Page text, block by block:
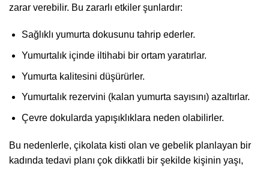
zarar verebilir. Bu zararlı etkiler şunlardır:
Sağlıklı yumurta dokusunu tahrip ederler.
Yumurtalık içinde iltihabi bir ortam yaratırlar.
Yumurta kalitesini düşürürler.
Yumurtalık rezervini (kalan yumurta sayısını) azaltırlar.
Çevre dokularda yapışıklıklara neden olabilirler.
Bu nedenlerle, çikolata kisti olan ve gebelik planlayan bir
kadında tedavi planı çok dikkatli bir şekilde kişinin yaşı,